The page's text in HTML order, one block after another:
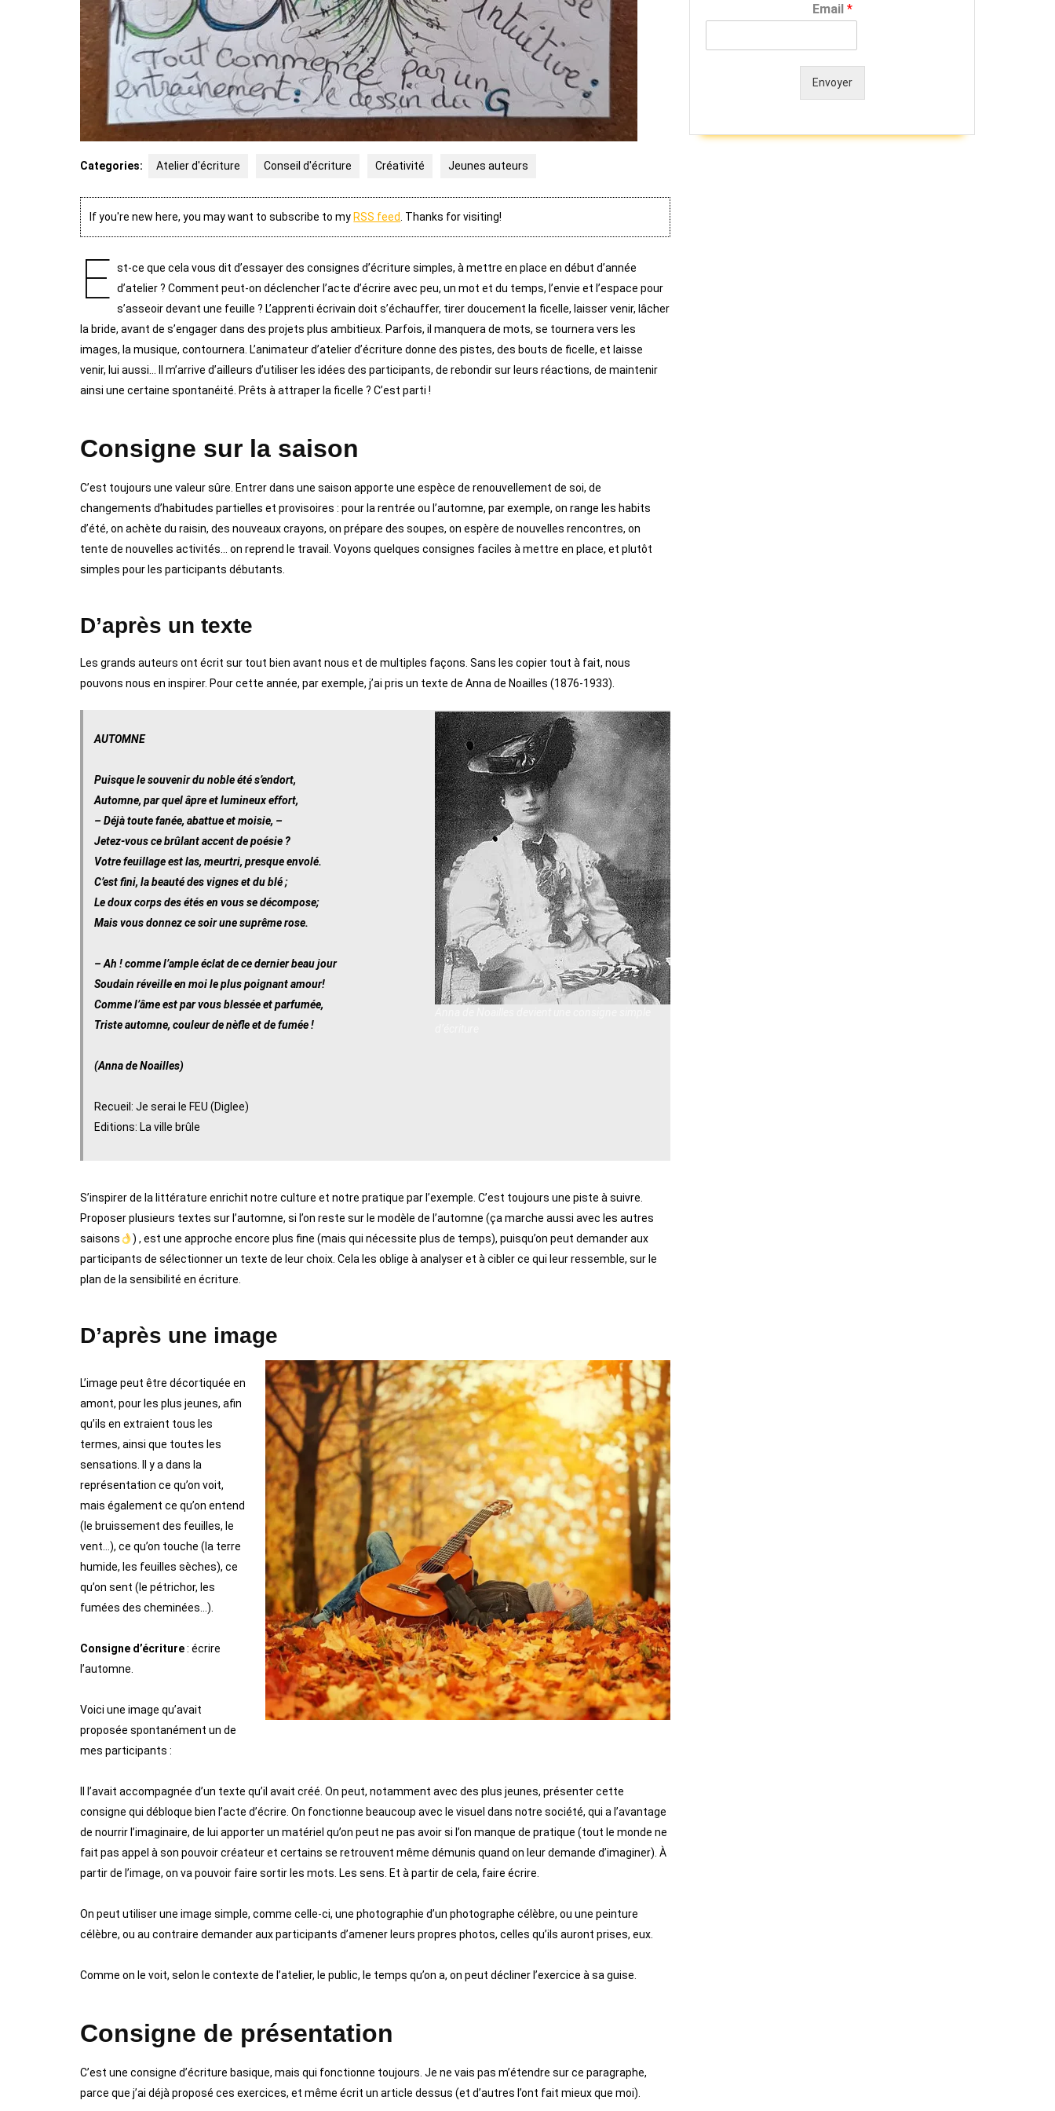
Categories: Atelier d'écriture Conseil d'écriture Créativité Jeunes auteurs
If you're new here, you may want to subscribe to my RSS feed. Thanks for visiting!
E st-ce que cela vous dit d’essayer des consignes d’écriture simples, à mettre en place en début d’année
d’atelier ? Comment peut-on déclencher l’acte d’écrire avec peu, un mot et du temps, l’envie et l’espace pour
s’asseoir devant une feuille ? L’apprenti écrivain doit s’échauffer, tirer doucement la ficelle, laisser venir, lâcher
la bride, avant de s’engager dans des projets plus ambitieux. Parfois, il manquera de mots, se tournera vers les
images, la musique, contournera. L’animateur d’atelier d’écriture donne des pistes, des bouts de ficelle, et laisse
venir, lui aussi… Il m’arrive d’ailleurs d’utiliser les idées des participants, de rebondir sur leurs réactions, de maintenir
ainsi une certaine spontanéité. Prêts à attraper la ficelle ? C’est parti !
Consigne sur la saison
C’est toujours une valeur sûre. Entrer dans une saison apporte une espèce de renouvellement de soi, de
changements d’habitudes partielles et provisoires : pour la rentrée ou l’automne, par exemple, on range les habits
d’été, on achète du raisin, des nouveaux crayons, on prépare des soupes, on espère de nouvelles rencontres, on
tente de nouvelles activités… on reprend le travail. Voyons quelques consignes faciles à mettre en place, et plutôt
simples pour les participants débutants.
D’après un texte
Les grands auteurs ont écrit sur tout bien avant nous et de multiples façons. Sans les copier tout à fait, nous
pouvons nous en inspirer. Pour cette année, par exemple, j’ai pris un texte de Anna de Noailles (1876-1933).
AUTOMNE
Puisque le souvenir du noble été s’endort,
Automne, par quel âpre et lumineux effort,
– Déjà toute fanée, abattue et moisie, –
Jetez-vous ce brûlant accent de poésie ?
Votre feuillage est las, meurtri, presque envolé.
C’est fini, la beauté des vignes et du blé ;
Le doux corps des étés en vous se décompose;
Mais vous donnez ce soir une suprême rose.
– Ah ! comme l’ample éclat de ce dernier beau jour
Soudain réveille en moi le plus poignant amour!
Comme l’âme est par vous blessée et parfumée,
Triste automne, couleur de nèfle et de fumée !
(Anna de Noailles)
Recueil: Je serai le FEU (Diglee)
Editions: La ville brûle
S’inspirer de la littérature enrichit notre culture et notre pratique par l’exemple. C’est toujours une piste à suivre.
Proposer plusieurs textes sur l’automne, si l’on reste sur le modèle de l’automne (ça marche aussi avec les autres
saisons
) , est une approche encore plus fine (mais qui nécessite plus de temps), puisqu’on peut demander aux
participants de sélectionner un texte de leur choix. Cela les oblige à analyser et à cibler ce qui leur ressemble, sur le
plan de la sensibilité en écriture.
D’après une image
L’image peut être décortiquée en
amont, pour les plus jeunes, afin
qu’ils en extraient tous les
termes, ainsi que toutes les
sensations. Il y a dans la
représentation ce qu’on voit,
mais également ce qu’on entend
(le bruissement des feuilles, le
vent…), ce qu’on touche (la terre
humide, les feuilles sèches), ce
qu’on sent (le pétrichor, les
fumées des cheminées…).
Consigne d’écriture: écrire
l’automne.
Voici une image qu’avait
proposée spontanément un de
mes participants :
Il l’avait accompagnée d’un texte qu’il avait créé. On peut, notamment avec des plus jeunes, présenter cette
consigne qui débloque bien l’acte d’écrire. On fonctionne beaucoup avec le visuel dans notre société, qui a l’avantage
de nourrir l’imaginaire, de lui apporter un matériel qu’on peut ne pas avoir si l’on manque de pratique (tout le monde ne
fait pas appel à son pouvoir créateur et certains se retrouvent même démunis quand on leur demande d’imaginer). À
partir de l’image, on va pouvoir faire sortir les mots. Les sens. Et à partir de cela, faire écrire.
On peut utiliser une image simple, comme celle-ci, une photographie d’un photographe célèbre, ou une peinture
célèbre, ou au contraire demander aux participants d’amener leurs propres photos, celles qu’ils auront prises, eux.
Comme on le voit, selon le contexte de l’atelier, le public, le temps qu’on a, on peut décliner l’exercice à sa guise.
Consigne de présentation
C’est une consigne d’écriture basique, mais qui fonctionne toujours. Je ne vais pas m’étendre sur ce paragraphe,
parce que j’ai déjà proposé ces exercices, et même écrit un article dessus (et d’autres l’ont fait mieux que moi).
Email *
Envoyer